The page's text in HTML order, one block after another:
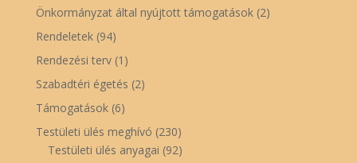
Önkormányzat által nyújtott támogatások(2)
Rendeletek(94)
Rendezési terv(1)
Szabadtéri égetés (2)
Támogatások(6)
Testületi ülés meghívó (230)
Testületi ülés anyagai (92)